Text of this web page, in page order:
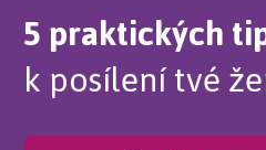
5 praktických
k posílení tvé